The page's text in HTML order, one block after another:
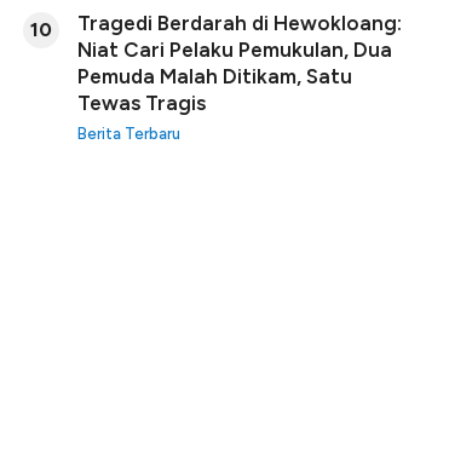
10
Tragedi Berdarah di Hewokloang:
Niat Cari Pelaku Pemukulan, Dua
Pemuda Malah Ditikam, Satu
Tewas Tragis
Berita Terbaru